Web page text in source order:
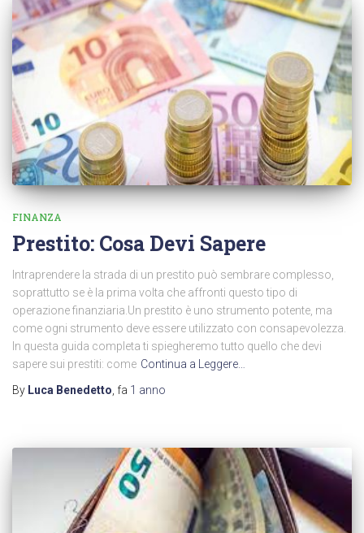
FINANZA
Prestito: Cosa Devi Sapere
Intraprendere la strada di un prestito può sembrare complesso,
soprattutto se è la prima volta che affronti questo tipo di
operazione finanziaria.Un prestito è uno strumento potente, ma
come ogni strumento deve essere utilizzato con consapevolezza.
In questa guida completa ti spiegheremo tutto quello che devi
sapere sui prestiti: come Continua a Leggere…
By Luca Benedetto, fa 1 anno